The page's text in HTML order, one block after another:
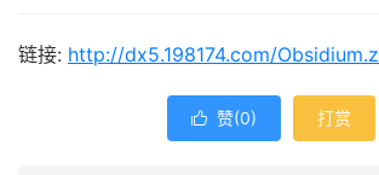
链接: http://dx5.198174.com/
 赞(0) 打赏